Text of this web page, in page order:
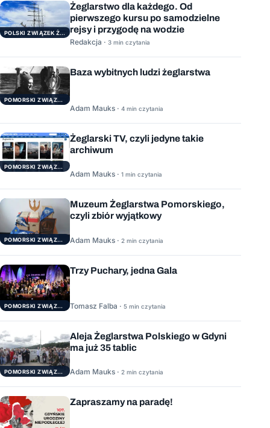
POLSKI ZWIĄZEK ŻEGLARSKI
Żeglarstwo dla każdego. Od
pierwszego kursu po samodzielne
rejsy i przygodę na wodzie
Redakcja · 3 min czytania
POMORSKI ZWIĄZEK ŻEGLARSKI
Baza wybitnych ludzi żeglarstwa
Adam Mauks · 4 min czytania
POMORSKI ZWIĄZEK ŻEGLARSKI
Żeglarski TV, czyli jedyne takie
archiwum
Adam Mauks · 1 min czytania
POMORSKI ZWIĄZEK ŻEGLARSKI
Muzeum Żeglarstwa Pomorskiego,
czyli zbiór wyjątkowy
Adam Mauks · 2 min czytania
POMORSKI ZWIĄZEK ŻEGLARSKI
Trzy Puchary, jedna Gala
Tomasz Falba · 5 min czytania
POMORSKI ZWIĄZEK ŻEGLARSKI
Aleja Żeglarstwa Polskiego w Gdyni
ma już 35 tablic
Adam Mauks · 2 min czytania
Zapraszamy na paradę!